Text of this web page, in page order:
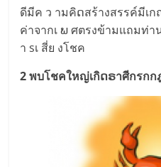
ดีมีค ว ามคิດสร้างสรรค์มีเ
ค่าจากเ ພ ศตรงข้ามแถมท่
า sเ สี่ย งโชค
2 พบโชคใหญ่เกิດຣาศีกรกก